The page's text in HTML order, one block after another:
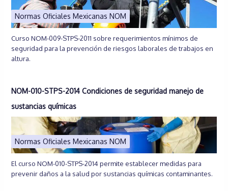
Normas Oficiales Mexicanas NOM
Curso NOM-009-STPS-2011 sobre requerimientos mínimos de
seguridad para la prevención de riesgos laborales de trabajos en
altura.
NOM-010-STPS-2014 Condiciones de seguridad manejo de
sustancias químicas
Normas Oficiales Mexicanas NOM
El curso NOM-010-STPS-2014 permite establecer medidas para
prevenir daños a la salud por sustancias químicas contaminantes.